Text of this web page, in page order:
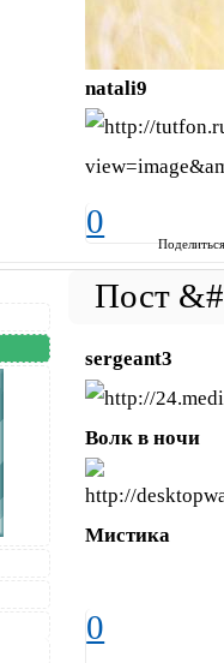
natali9
0
sergeant3
Волк в ночи
Мистика
0